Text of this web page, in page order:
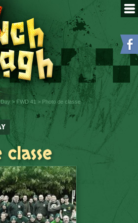
Day>FWD 41 > Photo de classe